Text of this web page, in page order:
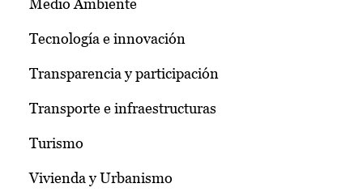
Medio Ambiente
Tecnología e innovación
Transparencia y participación
Transporte e infraestructuras
Turismo
Vivienda y Urbanismo